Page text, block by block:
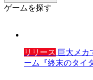
ゲームを探す
リリース 巨大メカ
ーム『終末のタイ